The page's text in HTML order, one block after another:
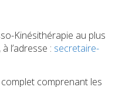
Kinésithérapie au plus
l’adresse : secretaire-
comprenant les